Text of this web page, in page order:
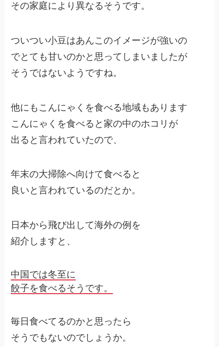
その家庭により異なるそうです。
ついつい小豆はあんこのイメージが強いの
でとても甘いのかと思ってしまいましたが
そうではないようですね。
他にもこんにゃくを食べる地域もあります
こんにゃくを食べると家の中のホコリが
出ると言われていたので、
年末の大掃除へ向けて食べると
良いと言われているのだとか。
日本から飛び出して海外の例を
紹介しますと、
中国では冬至に
餃子を食べるそうです。
毎日食べてるのかと思ったら
そうでもないのでしょうか。